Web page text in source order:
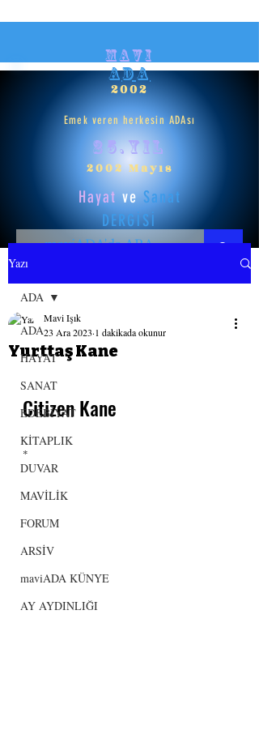
mavi
ADA
2002
Emek veren herkesin ADAsı
25.yıl
2002 Mayıs
HayatveSanat
DERGİSİ
GİRİŞ YAP
Yazı
ADA
HAYAT
SANAT
EDEBİYAT
KİTAPLIK
DUVAR
MAVİLİK
FORUM
ARSİV
maviADA KÜNYE
AY AYDINLIĞI
ADA
Yurttaş Kane
Mavi Işık
23 Ara 2023 1 dakikada okunur
Citizen Kane
*